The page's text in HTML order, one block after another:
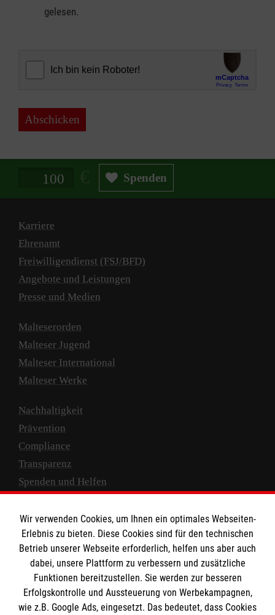
gelesen.
Abschicken
Spendenbetrag in Euro Spenden
Karriere
Ehrenamt
Freiwilligendienst (FSJ/BFD)
Angebote und Leistungen
Presse und Medien
Malteserorden
Malteser Jugend
Malteser International
Malteser Werke
Nachhaltigkeit
Prävention
Compliance
Transparenz
Spenden und Helfen
Empfänger: Malteser Hilfsdienst e.V.
IBAN: DE10 3706 0120 1201 2000 12
BIC: GENODED 1PA7
Wir verwenden Cookies, um Ihnen ein optimales Webseiten-
Erlebnis zu bieten. Diese Cookies sind für den technischen
Betrieb unserer Webseite erforderlich, helfen uns aber auch
dabei, unsere Plattform zu verbessern und zusätzliche
Funktionen bereitzustellen. Sie werden zur besseren
Erfolgskontrolle und Aussteuerung von Werbekampagnen,
wie z.B. Google Ads, eingesetzt. Das bedeutet, dass Cookies